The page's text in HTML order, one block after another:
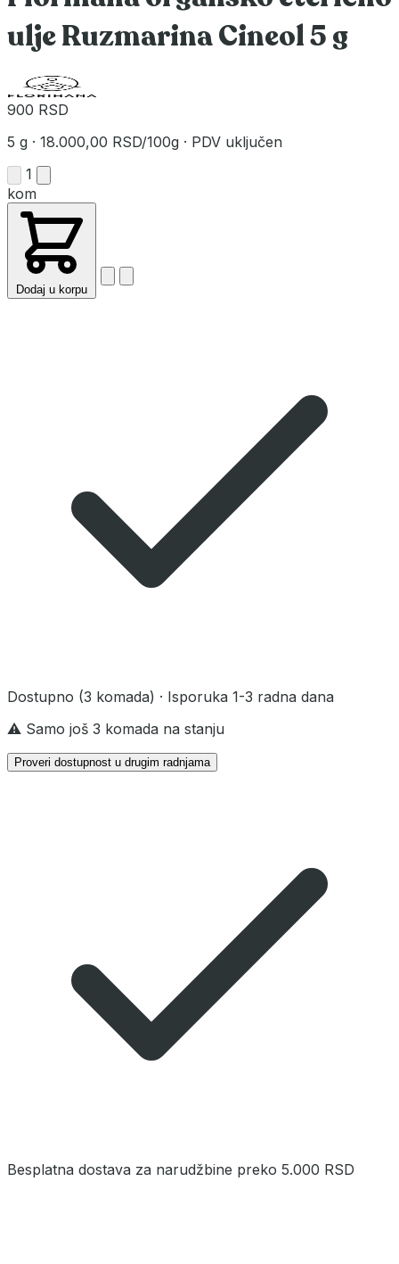
ulje Ruzmarina Cineol 5 g
900 RSD
5 g · 18.000,00 RSD/100g · PDV uključen
1
kom
Dodaj u korpu
Dostupno (3 komada) · Isporuka 1-3 radna dana
⚠️ Samo još 3 komada na stanju
Proveri dostupnost u drugim radnjama
Besplatna dostava za narudžbine preko 5.000 RSD